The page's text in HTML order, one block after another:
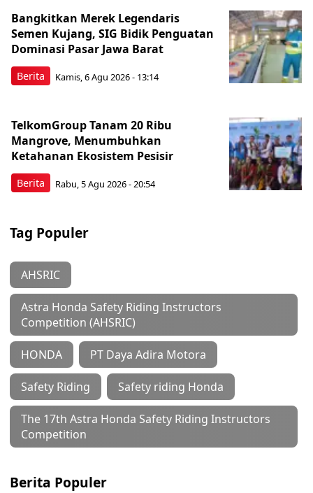
Berita
Bangkitkan Merek Legendaris
Semen Kujang, SIG Bidik Penguatan
Dominasi Pasar Jawa Barat
Kamis, 6 Agu 2026 - 13:14
Berita
TelkomGroup Tanam 20 Ribu
Mangrove, Menumbuhkan
Ketahanan Ekosistem Pesisir
Rabu, 5 Agu 2026 - 20:54
Tag Populer
AHSRIC
Astra Honda Safety Riding Instructors
Competition (AHSRIC)
HONDA PT Daya Adira Motora
Safety Riding Safety riding Honda
The 17th Astra Honda Safety Riding Instructors
Competition
Berita Populer